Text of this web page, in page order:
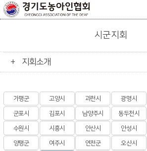
시군지회
지회소개
가평군 고양시 과천시 광명시
군포시 김포시 남양주시 동두천시
수원시 시흥시 안산시 안성시
양평군 여주시 연천군 오산시